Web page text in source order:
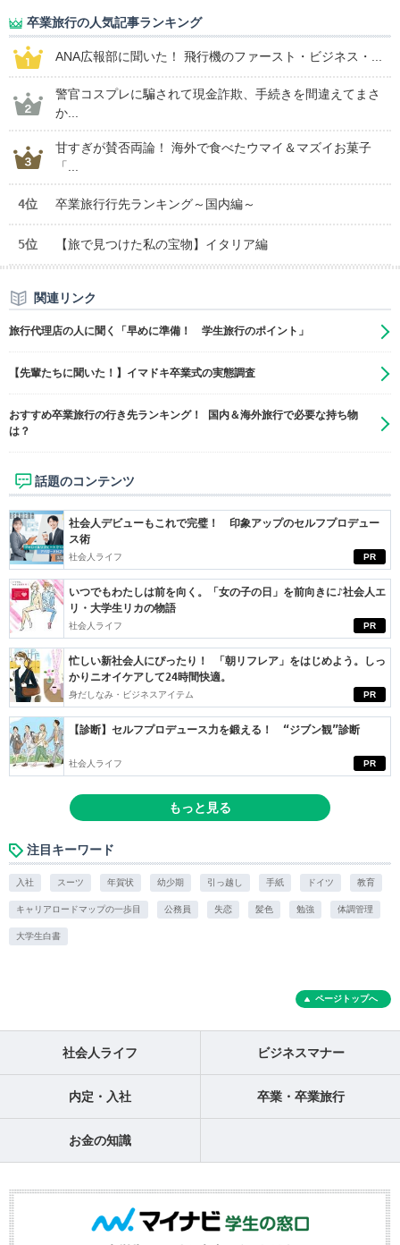
卒業旅行の人気記事ランキング
ANA広報部に聞いた！ 飛行機のファースト・ビジネス・...
警官コスプレに騙されて現金詐欺、手続きを間違えてまさ
か...
甘すぎが賛否両論！ 海外で食べたウマイ＆マズイお菓子
「...
4位 卒業旅行行先ランキング～国内編～
5位 【旅で見つけた私の宝物】イタリア編
関連リンク
旅行代理店の人に聞く「早めに準備！ 学生旅行のポイント」
【先輩たちに聞いた！】イマドキ卒業式の実態調査
おすすめ卒業旅行の行き先ランキング！ 国内＆海外旅行で必要な持ち物
は？
話題のコンテンツ
PR
社会人デビューもこれで完璧！ 印象アップのセルフプロデュー
ス術
社会人ライフ
PR
いつでもわたしは前を向く。「女の子の日」を前向きに♪社会人エ
リ・大学生リカの物語
社会人ライフ
PR
忙しい新社会人にぴったり！ 「朝リフレア」をはじめよう。しっ
かりニオイケアして24時間快適。
身だしなみ・ビジネスアイテム
PR
【診断】セルフプロデュース力を鍛える！ “ジブン観”診断
社会人ライフ
もっと見る
注目キーワード
入社 スーツ 年賀状 幼少期 引っ越し 手紙 ドイツ 教育
キャリアロードマップの一歩目 公務員 失恋 髪色 勉強 体調管理
大学生白書
ページトップへ
社会人ライフ ビジネスマナー
内定・入社 卒業・卒業旅行
お金の知識